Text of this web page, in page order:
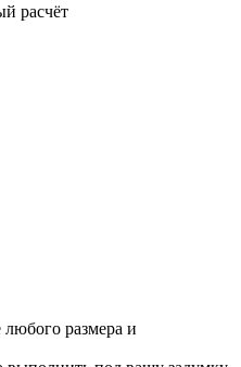
расчёт
размера и